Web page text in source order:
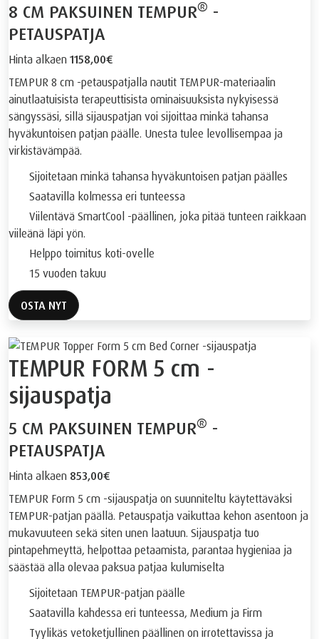
8 CM PAKSUINEN TEMPUR® -
PETAUSPATJA
Hinta alkaen 1158,00€
TEMPUR 8 cm -petauspatjalla nautit TEMPUR-materiaalin
ainutlaatuisista terapeuttisista ominaisuuksista nykyisessä
sängyssäsi, sillä sijauspatjan voi sijoittaa minkä tahansa
hyväkuntoisen patjan päälle. Unesta tulee levollisempaa ja
virkistävämpää.
Sijoitetaan minkä tahansa hyväkuntoisen patjan päälles
Saatavilla kolmessa eri tunteessa
Viilentävä SmartCool -päällinen, joka pitää tunteen raikkaan
viileänä läpi yön.
Helppo toimitus koti-ovelle
15 vuoden takuu
OSTA NYT
TEMPUR FORM 5 cm -
sijauspatja
5 CM PAKSUINEN TEMPUR® -
PETAUSPATJA
Hinta alkaen 853,00€
TEMPUR Form 5 cm -sijauspatja on suunniteltu käytettäväksi
TEMPUR-patjan päällä. Petauspatja vaikuttaa kehon asentoon ja
mukavuuteen sekä siten unen laatuun. Sijauspatja tuo
pintapehmeyttä, helpottaa petaamista, parantaa hygieniaa ja
säästää alla olevaa paksua patjaa kulumiselta
Sijoitetaan TEMPUR-patjan päälle
Saatavilla kahdessa eri tunteessa, Medium ja Firm
Tyylikäs vetoketjullinen päällinen on irrotettavissa ja